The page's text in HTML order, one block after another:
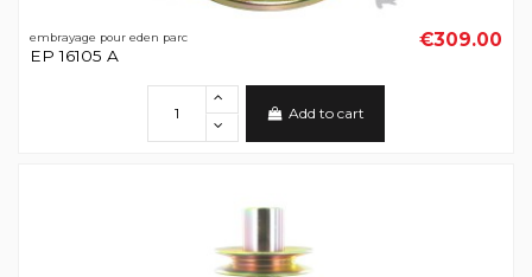
embrayage pour eden parc
EP 16105 A
€309.00
Add to cart